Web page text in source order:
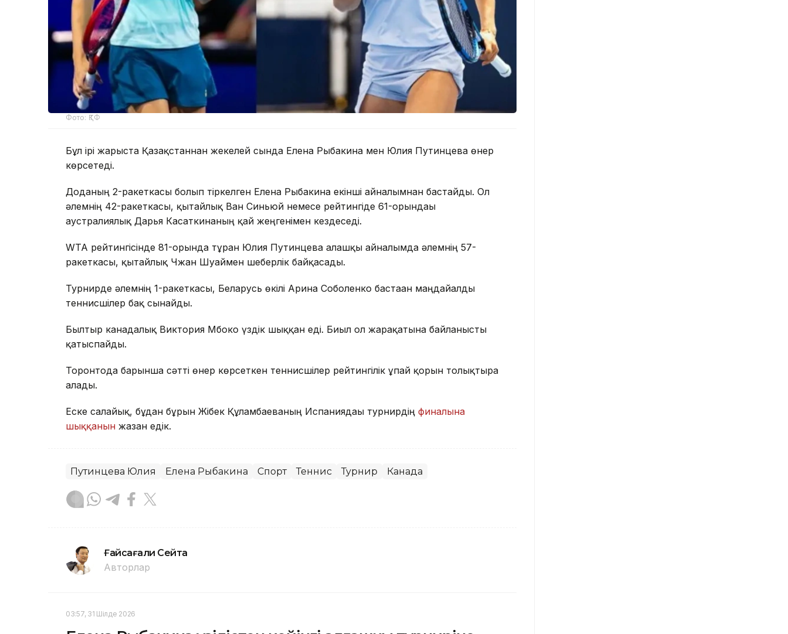
Фото: ҚТФ
Бұл ірі жарыста Қазақстаннан жекелей сында Елена Рыбакина мен Юлия Путинцева өнер
көрсетеді.
Доданың 2-ракеткасы болып тіркелген Елена Рыбакина екінші айналымнан бастайды. Ол
әлемнің 42-ракеткасы, қытайлық Ван Синьюй немесе рейтингіде 61-орындағы
аустралиялық Дарья Касаткинаның қай жеңгенімен кездеседі.
WTA рейтингісінде 81-орында тұрған Юлия Путинцева алғашқы айналымда әлемнің 57-
ракеткасы, қытайлық Чжан Шуаймен шеберлік байқасады.
Турнирде әлемнің 1-ракеткасы, Беларусь өкілі Арина Соболенко бастаған маңдайалды
теннисшілер бақ сынайды.
Былтыр канадалық Виктория Мбоко үздік шыққан еді. Биыл ол жарақатына байланысты
қатыспайды.
Торонтода барынша сәтті өнер көрсеткен теннисшілер рейтингілік ұпай қорын толықтыра
алады.
Еске салайық, бұдан бұрын Жібек Құламбаеваның Испаниядағы турнирдің финалына
шыққанын жазған едік.
Путинцева Юлия Елена Рыбакина Спорт Теннис Турнир Канада
Ғайсағали Сейтақ
Авторлар
03:57, 31 Шілде 2026